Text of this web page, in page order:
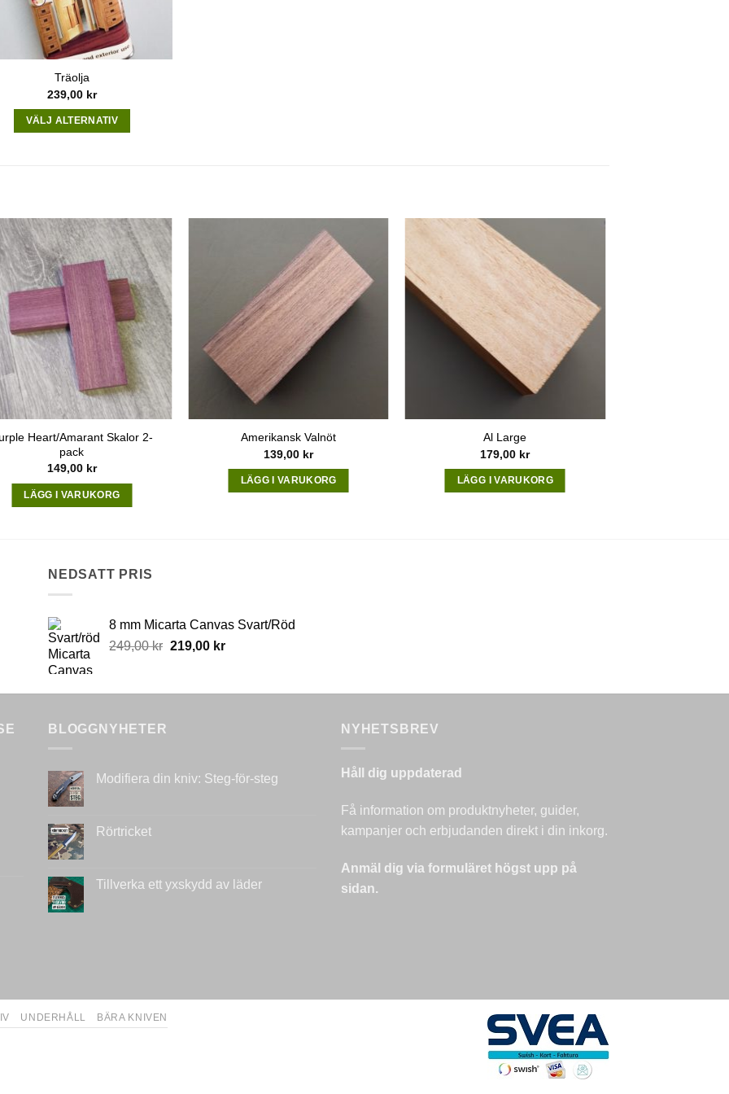
Träolja
239,00 kr
VÄLJ ALTERNATIV
variants.
The
options
may
be
chosen
on
the
product
page
Heart/Amarant Skalor 2-
pack
149,00 kr
LÄGG I VARUKORG
Amerikansk Valnöt
139,00 kr
LÄGG I VARUKORG
Al Large
179,00 kr
LÄGG I VARUKORG
NEDSATT PRIS
8 mm Micarta Canvas Svart/Röd
249,00kr Original
249,00 kr.
219,00 krCurrent
219,00 kr.
BLOGGNYHETER
Modifiera din kniv: Steg-för-steg
Modifiera
din
steg
Rörtricket
Rörtricket
Tillverka ett yxskydd av läder
NYHETSBREV
Håll dig uppdaterad
Få information om produktnyheter, guider,
kampanjer och erbjudanden direkt i din inkorg.
Anmäl dig via formuläret högst upp på
sidan.
UNDERHÅLL BÄRA KNIVEN